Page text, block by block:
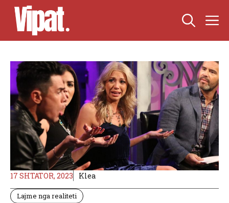
Skip
content
17 SHTATOR, 2023 Klea
Lajme nga realiteti